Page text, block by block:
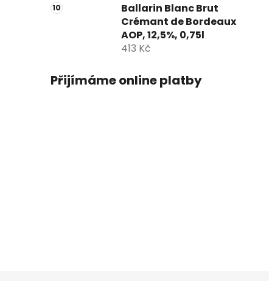
Ballarin Blanc Brut
Crémant de Bordeaux
AOP, 12,5%, 0,75l
413 Kč
Přijímáme online platby